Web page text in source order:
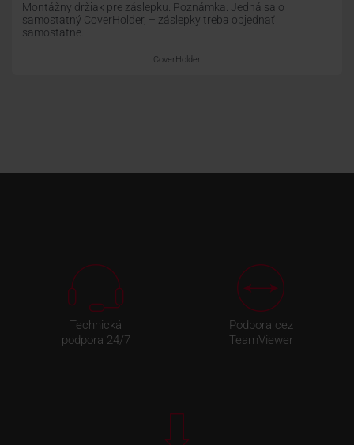
Montážny držiak pre záslepku. Poznámka: Jedná sa o
samostatný CoverHolder, – záslepky treba objednať
samostatne.
CoverHolder
Technická
podpora 24/7
Podpora cez
TeamViewer